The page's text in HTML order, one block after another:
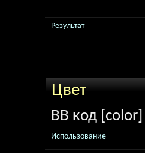
Результат
Цвет
BB код [color]
Использование